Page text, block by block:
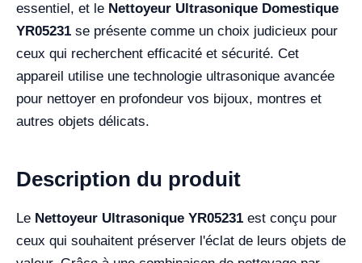
essentiel, et le Nettoyeur Ultrasonique Domestique
YR05231 se présente comme un choix judicieux pour
ceux qui recherchent efficacité et sécurité. Cet
appareil utilise une technologie ultrasonique avancée
pour nettoyer en profondeur vos bijoux, montres et
autres objets délicats.
Description du produit
Le Nettoyeur Ultrasonique YR05231 est conçu pour
ceux qui souhaitent préserver l'éclat de leurs objets de